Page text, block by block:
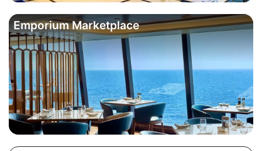
Emporium Marketplace